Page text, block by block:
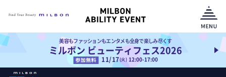
美容もファッションもエンタメも全身で楽しみ尽くす
ミルボン ビューティフェス2026
11/17(火) 12:00-17:00